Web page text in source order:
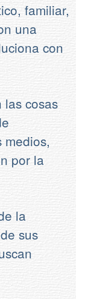
familiar,
una
con
las cosas
medios,
por la
la
sus